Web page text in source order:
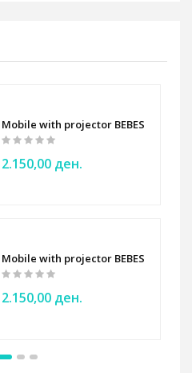
Mobile with projector BEBES
2.150,00 ден.
Mobile with projector BEBES
2.150,00 ден.